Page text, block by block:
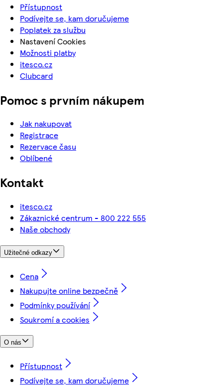
Přístupnost
Podívejte se, kam doručujeme
Poplatek za službu
Nastavení Cookies
Možnosti platby
itesco.cz
Clubcard
Pomoc s prvním nákupem
Jak nakupovat
Registrace
Rezervace času
Oblíbené
Kontakt
itesco.cz
Zákaznické centrum - 800 222 555
Naše obchody
Užitečné odkazy
Cena
Nakupujte online bezpečně
Podmínky používání
Soukromí a cookies
O nás
Přístupnost
Podívejte se, kam doručujeme